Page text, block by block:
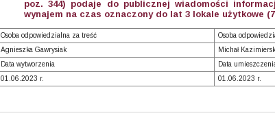
poz. 344) podaje do publicznej wiadomości
wynajem na czas oznaczony do lat 3 lokale użytkowe
Osoba odpowiedzialna za treść
Osoba
Agnieszka Gawrysiak
Michał
Data wytworzenia
Data
01.06.2023 r.
01.06.2023 r.